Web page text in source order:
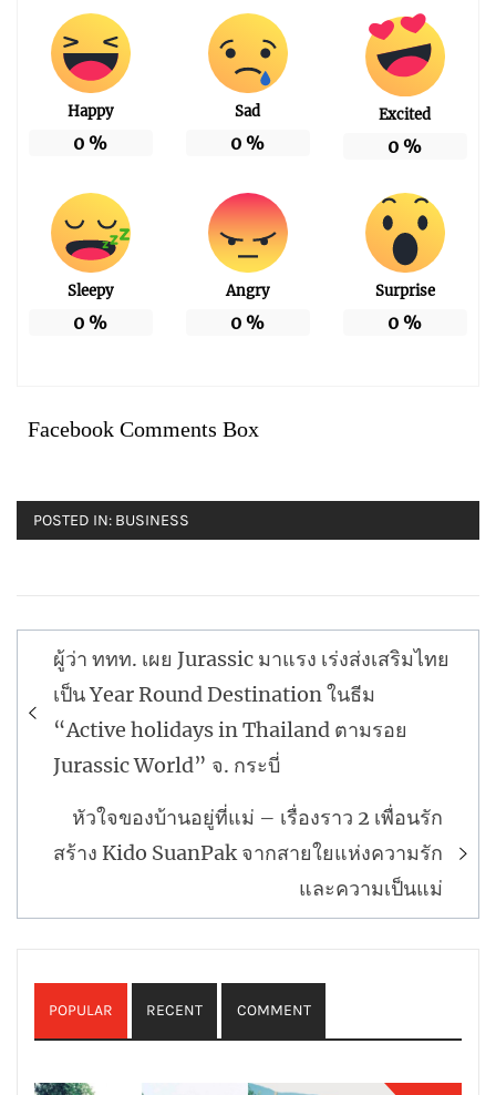
Happy
0 %
Sad
0 %
Excited
0 %
Sleepy
0 %
Angry
0 %
Surprise
0 %
Facebook Comments Box
POSTED IN: BUSINESS
แนะแนว
เรื่อง
ผู้ว่า ททท. เผย Jurassic มาแรง เร่งส่งเสริมไทย
เป็น Year Round Destination ในธีม
“Active holidays in Thailand ตามรอย
Jurassic World” จ. กระบี่
หัวใจของบ้านอยู่ที่แม่ – เรื่องราว 2 เพื่อนรัก
สร้าง Kido SuanPak จากสายใยแห่งความรัก
และความเป็นแม่
POPULAR RECENT COMMENT